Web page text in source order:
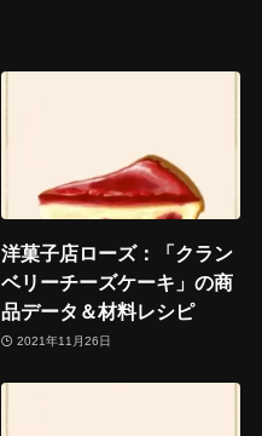
洋菓子店ローズ：「クラン
ベリーチーズケーキ」の商
品データ＆材料レシピ
2021年11月26日